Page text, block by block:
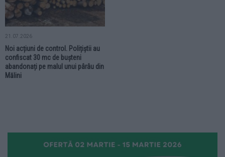
21.07.2026
Noi acțiuni de control. Polițiștii au
confiscat 30 mc de bușteni
abandonați pe malul unui pârâu din
Mălini